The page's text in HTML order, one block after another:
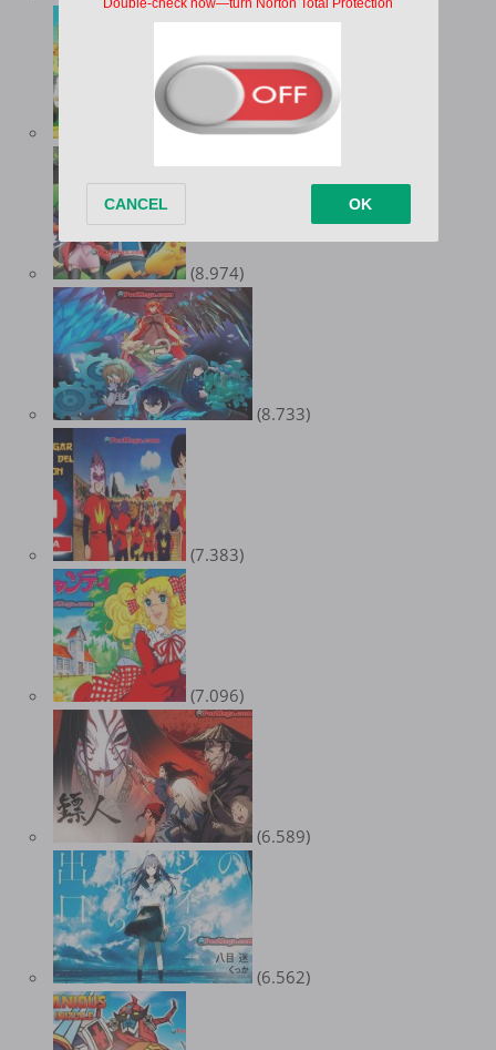
(9.547)
(8.974)
(8.733)
(7.383)
(7.096)
(6.589)
(6.562)